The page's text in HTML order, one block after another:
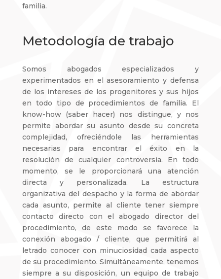
familia.
Metodología de trabajo
Somos abogados especializados y
experimentados en el asesoramiento y defensa
de los intereses de los progenitores y sus hijos
en todo tipo de procedimientos de familia. El
know-how (saber hacer) nos distingue, y nos
permite abordar su asunto desde su concreta
complejidad, ofreciéndole las herramientas
necesarias para encontrar el éxito en la
resolución de cualquier controversia. En todo
momento, se le proporcionará una atención
directa y personalizada. La estructura
organizativa del despacho y la forma de abordar
cada asunto, permite al cliente tener siempre
contacto directo con el abogado director del
procedimiento, de este modo se favorece la
conexión abogado / cliente, que permitirá al
letrado conocer con minuciosidad cada aspecto
de su procedimiento. Simultáneamente, tenemos
siempre a su disposición, un equipo de trabajo